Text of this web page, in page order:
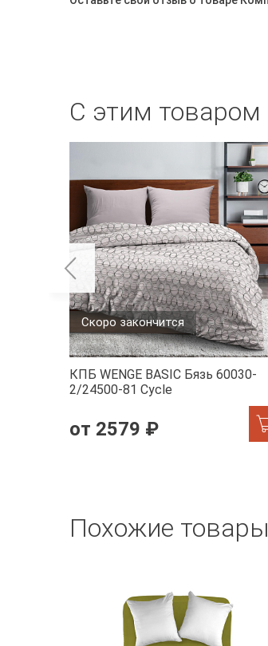
С этим товаром
Скоро закончится
КПБ WENGE BASIC Бязь 60030-
2/24500-81 Cycle
от 2579 ₽
Похожие товары